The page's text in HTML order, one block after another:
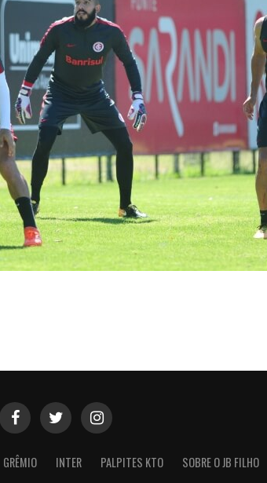
GRÊMIO INTER PALPITES KTO SOBRE O JB FILHO